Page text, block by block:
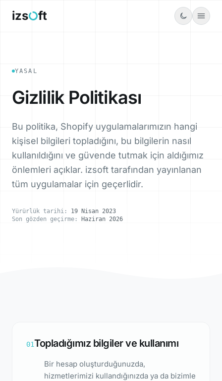
izs ft
YASAL
Gizlilik Politikası
Bu politika, Shopify uygulamalarımızın hangi
kişisel bilgileri topladığını, bu bilgilerin nasıl
kullanıldığını ve güvende tutmak için aldığımız
önlemleri açıklar. izsoft tarafından yayınlanan
tüm uygulamalar için geçerlidir.
Yürürlük tarihi: 19 Nisan 2023
Son gözden geçirme:
Haziran 2026
01Topladığımız bilgiler ve kullanımı
Bir hesap oluşturduğunuzda,
hizmetlerimizi kullandığınızda ya da bizimle